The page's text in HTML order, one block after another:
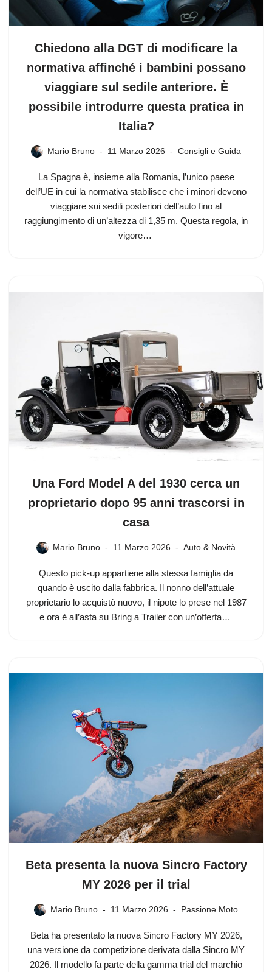
Chiedono alla DGT di modificare la
normativa affinché i bambini possano
viaggiare sul sedile anteriore. È
possibile introdurre questa pratica in
Italia?
Mario Bruno 11 Marzo 2026 Consigli e Guida
La Spagna è, insieme alla Romania, l’unico paese
dell’UE in cui la normativa stabilisce che i minori devono
viaggiare sui sedili posteriori dell’auto fino al
raggiungimento di un’altezza di 1,35 m. Questa regola, in
vigore…
Una Ford Model A del 1930 cerca un
proprietario dopo 95 anni trascorsi in
casa
Mario Bruno 11 Marzo 2026 Auto & Novità
Questo pick-up appartiene alla stessa famiglia da
quando è uscito dalla fabbrica. Il nonno dell’attuale
proprietario lo acquistò nuovo, il nipote lo prese nel 1987
e ora è all’asta su Bring a Trailer con un’offerta…
Beta presenta la nuova Sincro Factory
MY 2026 per il trial
Mario Bruno 11 Marzo 2026 Passione Moto
Beta ha presentato la nuova Sincro Factory MY 2026,
una versione da competizione derivata dalla Sincro MY
2026. Il modello fa parte della gamma trial del marchio